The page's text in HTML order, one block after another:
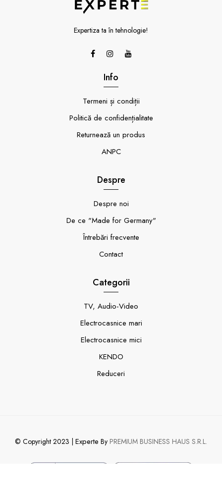
Expertiza ta în tehnologie!
Info
Termeni și condiții
Politică de confidențialitate
Returnează un produs
ANPC
Despre
Despre noi
De ce "Made for Germany"
Întrebări frecvente
Contact
Categorii
TV, Audio-Video
Electrocasnice mari
Electrocasnice mici
KENDO
Reduceri
© Copyright 2023 | Experte By PREMIUM BUSINESS HAUS S.R.L.